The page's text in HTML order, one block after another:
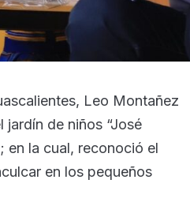
Leo Montañez
de niños “José
en la cual, reconoció el
en los pequeños